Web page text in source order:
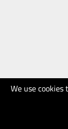
We use